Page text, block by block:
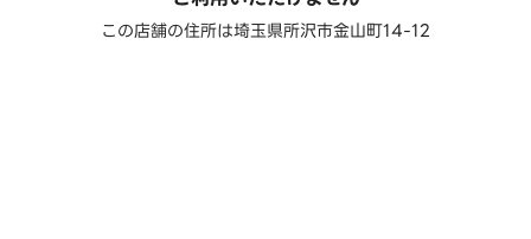
この店舗の住所は埼玉県所沢市金山町14-12